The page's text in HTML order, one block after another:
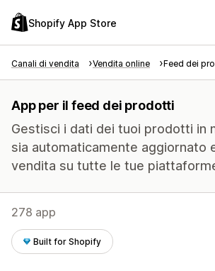
Shopify App Store
Canali di vendita Vendita online Feed dei
App per il feed dei prodotti
Gestisci i dati dei tuoi prodotti in
sia automaticamente aggiornato
vendita su tutte le tue
278 app
Built for Shopify